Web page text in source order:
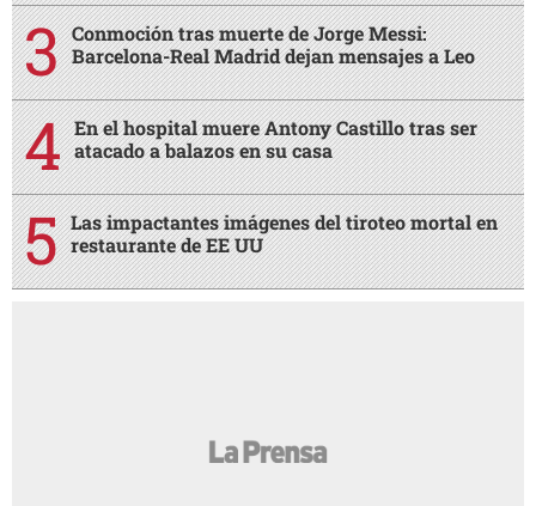
Conmoción tras muerte de Jorge Messi:
Barcelona-Real Madrid dejan mensajes a Leo
En el hospital muere Antony Castillo tras ser
atacado a balazos en su casa
Las impactantes imágenes del tiroteo mortal en
restaurante de EE UU